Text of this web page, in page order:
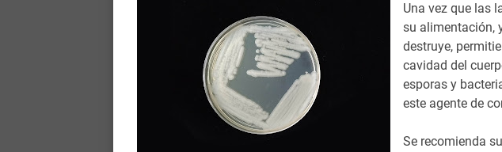
Una vez que las
su alimentación,
destruye,
cavidad del
esporas y
este agente de
Se recomienda